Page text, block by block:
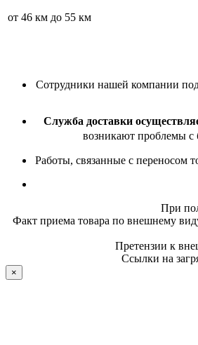
от 46 км до 55 км
Сотрудники нашей компании
Служба доставки
возникают проблемы с
Работы, связанные с переносом
При
Факт приема товара по внешнему
Претензии к
Ссылки на
×